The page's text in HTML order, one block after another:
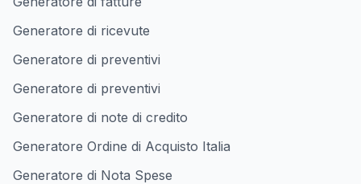
Generatore di ricevute
Generatore di preventivi
Generatore di preventivi
Generatore di note di credito
Generatore Ordine di Acquisto Italia
Generatore di Nota Spese